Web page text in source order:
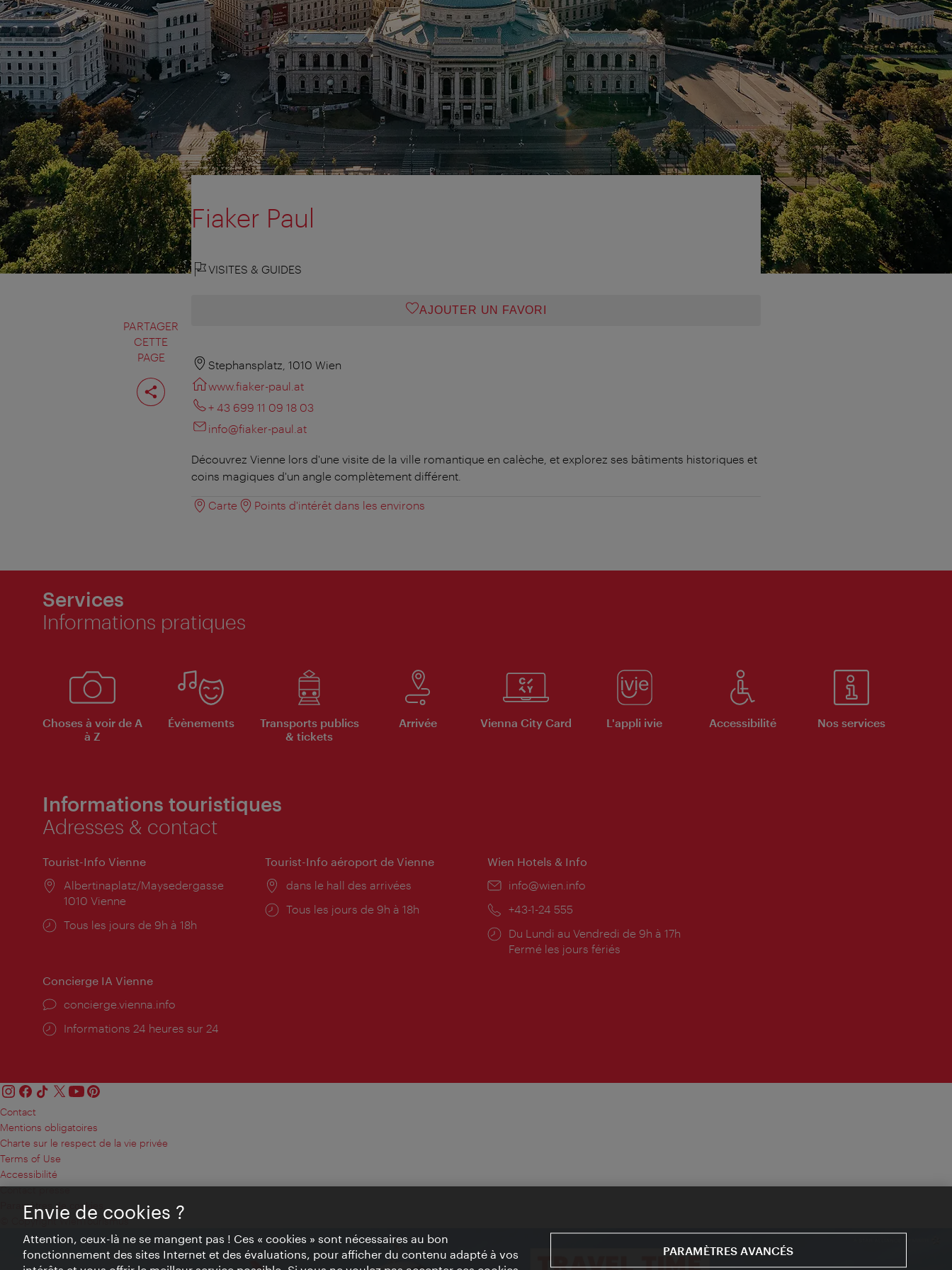
PARTAGER
CETTE
PAGE
Partager
cette
page
Fiaker Paul
VISITES & GUIDES
AJOUTER UN FAVORI
Stephansplatz, 1010 Wien
www.fiaker-paul.at
+ 43 699 11 09 18 03
info@fiaker-paul.at
Découvrez Vienne lors d'une visite de la ville romantique en calèche, et explorez ses bâtiments historiques et
coins magiques d'un angle complètement différent.
Carte Points d'intérêt dans les environs
Services
Informations pratiques
Choses à voir de A
à Z
Évènements
Transports publics
& tickets
Arrivée Vienna City Card L'appli ivie Accessibilité Nos services
Informations touristiques
Adresses & contact
Tourist-Info Vienne
Lieu:
Albertinaplatz/Maysedergasse
1010 Vienne
Horaires
Tous les jours de 9h à 18h
Tourist-Info aéroport de Vienne
Lieu:
dans le hall des arrivées
Horaires
Tous les jours de 9h à 18h
Wien Hotels & Info
E-
info@wien.info
Téléphone:
+43-1-24 555
Horaires
d'ouverture:
Du Lundi au Vendredi de 9h à 17h
Fermé les jours fériés
Concierge IA Vienne
Ort:
concierge.vienna.info
Öffnungszeiten:
Informations 24 heures sur 24
Contact
Mentions obligatoires
Charte sur le respect de la vie privée
Terms of Use
Accessibilité
Contact presse
Paramètres de cookies
© Copyright WienTourismus
Envie de cookies ?
Attention, ceux-là ne se mangent pas ! Ces « cookies » sont nécessaires au bon
fonctionnement des sites Internet et des évaluations, pour afficher du contenu adapté à vos
PARAMÈTRES AVANCÉS